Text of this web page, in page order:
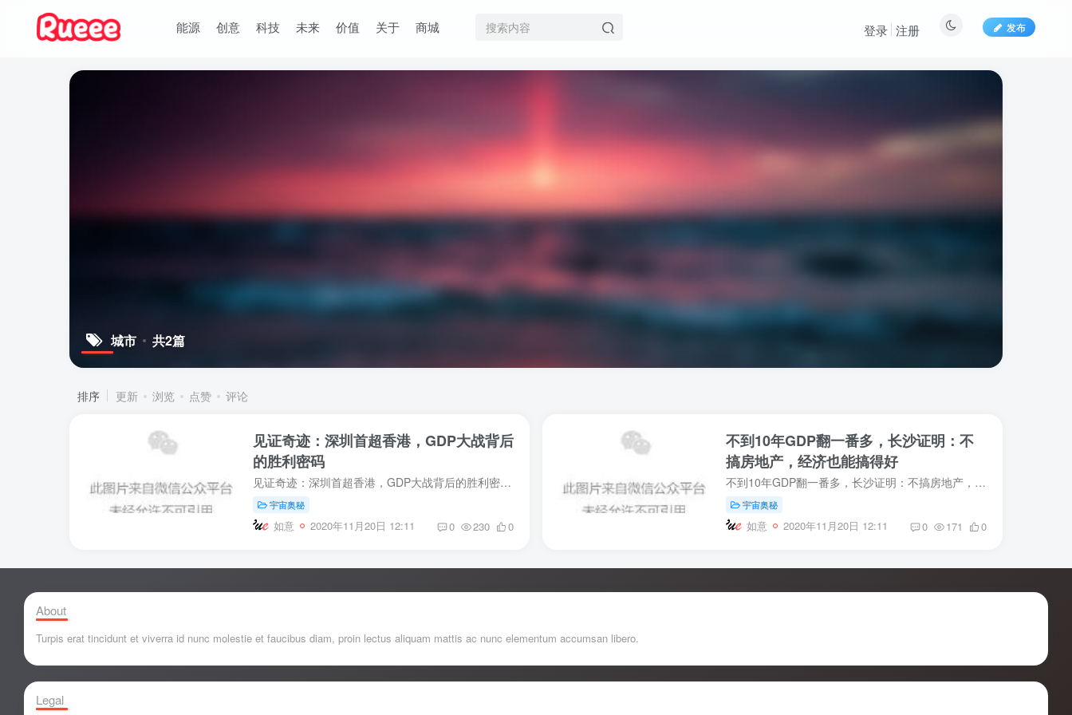
能源 创意 科技 未来 价值 关于 商城 发布
登录 注册
城市 共2篇
排序 更新 浏览 点赞 评论
见证奇迹：深圳首超香港，GDP大战背后
的胜利密码
见证奇迹：深圳首超香港，GDP大战背后的胜利密码 原创 正解局 正解局 2019-02-28 收录于话题 #正解区域系列 68个 ◆你追我赶只是手段，一起向前才是目的。 正解局出品 深圳GDP何时超越香港？...
宇宙奥秘
如意 2020年11月20日 12:11 0 230 0
不到10年GDP翻一番多，长沙证明：不
搞房地产，经济也能搞得好
不到10年GDP翻一番多，长沙证明：不搞房地产，经济也能搞得好 原创 正解局 正解局 今天 收录于话题 #正解区域系列 68个 ◆真心希望，中国能有越来越多的长沙。 正解局出品无数人认为，中国房...
宇宙奥秘
如意 2020年11月20日 12:11 0 171 0
About
Turpis erat tincidunt et viverra id nunc molestie et faucibus diam, proin lectus aliquam mattis ac nunc elementum accumsan libero.
Legal